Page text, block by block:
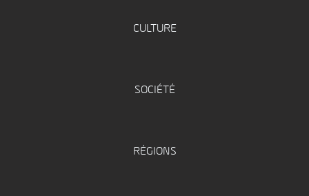
CULTURE
SOCIÉTÉ
RÉGIONS